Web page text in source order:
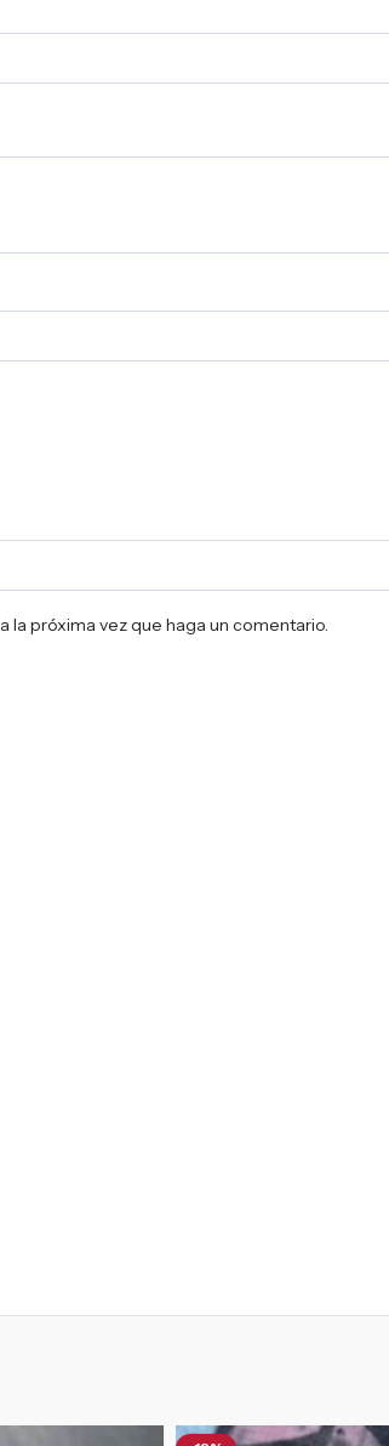
próxima vez que haga un comentario.